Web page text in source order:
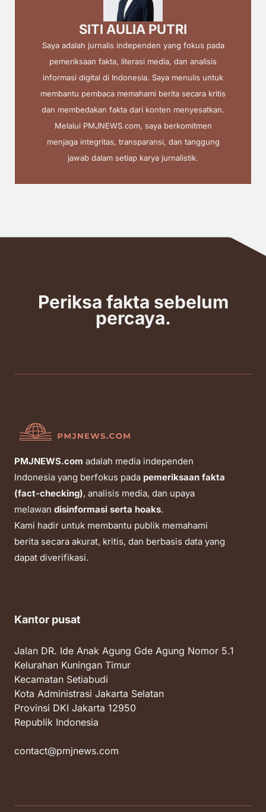
SITI AULIA PUTRI
Saya adalah jurnalis independen yang fokus pada
pemeriksaan fakta, literasi media, dan analisis
informasi digital di Indonesia. Saya menulis untuk
membantu pembaca memahami berita secara kritis
dan membedakan fakta dari konten menyesatkan.
Melalui PMJNEWS.com, saya berkomitmen
menjaga integritas, transparansi, dan tanggung
jawab dalam setiap karya jurnalistik.
Periksa fakta sebelum
percaya.
PMJNEWS.com adalah media independen
Indonesia yang berfokus pada pemeriksaan fakta
(fact-checking), analisis media, dan upaya
melawan disinformasi serta hoaks.
Kami hadir untuk membantu publik memahami
berita secara akurat, kritis, dan berbasis data yang
dapat diverifikasi.
Kantor pusat
Jalan DR. Ide Anak Agung Gde Agung Nomor 5.1
Kelurahan Kuningan Timur
Kecamatan Setiabudi
Kota Administrasi Jakarta Selatan
Provinsi DKI Jakarta 12950
Republik Indonesia
contact@pmjnews.com